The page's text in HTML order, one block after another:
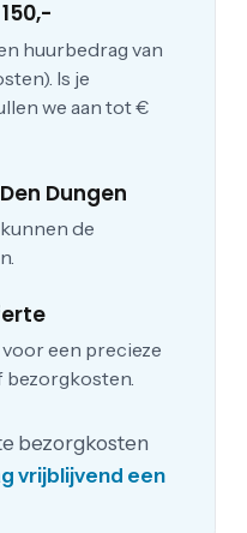
huurbedrag van
Is je
we aan tot €
Dungen
de
een precieze
bezorgkosten
vrijblijvend een